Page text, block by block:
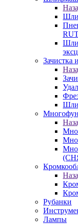
Зачистка
Рубанки
Лампы